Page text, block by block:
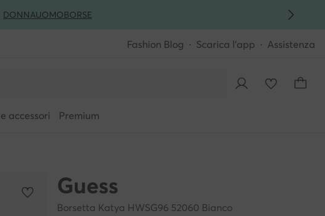
DONNAUOMOBORSE
Fashion Blog Scarica l'app Assistenza
accessori Premium
Guess
Borsetta Katya HWSG96 52060 Bianco